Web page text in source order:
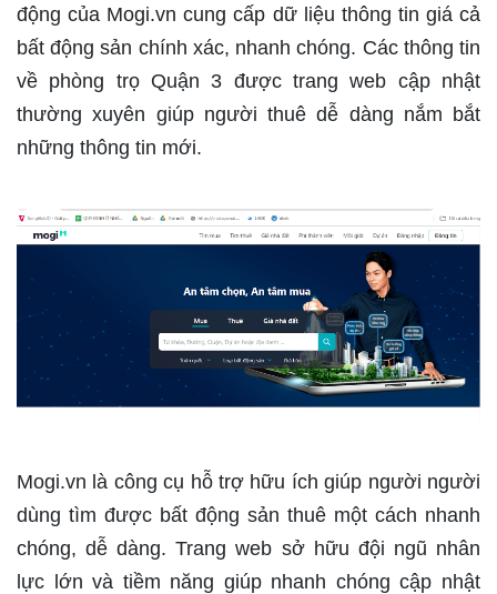
động của Mogi.vn cung cấp dữ liệu thông tin giá cả
bất động sản chính xác, nhanh chóng. Các thông tin
về phòng trọ Quận 3 được trang web cập nhật
thường xuyên giúp người thuê dễ dàng nắm bắt
những thông tin mới.
Mogi.vn là công cụ hỗ trợ hữu ích giúp người người
dùng tìm được bất động sản thuê một cách nhanh
chóng, dễ dàng. Trang web sở hữu đội ngũ nhân
lực lớn và tiềm năng giúp nhanh chóng cập nhật